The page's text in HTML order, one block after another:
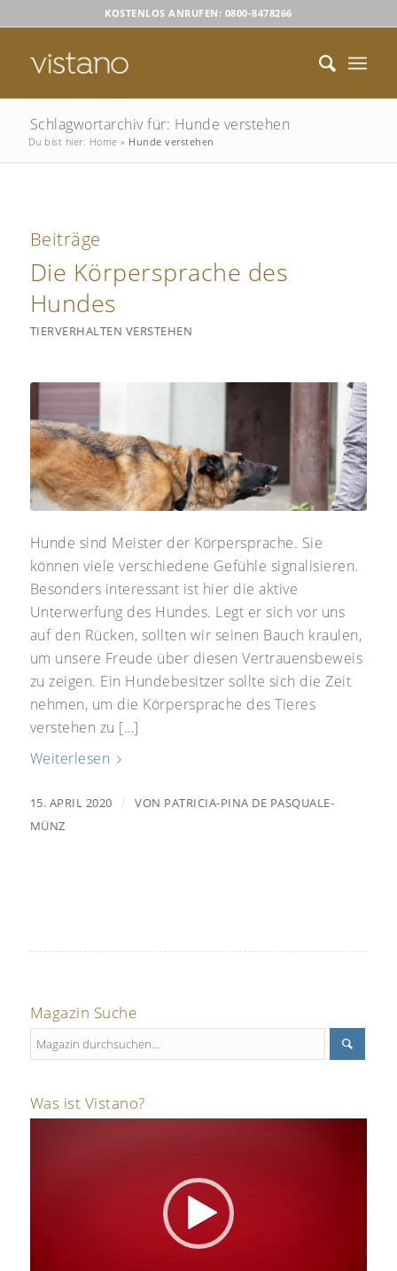
KOSTENLOS ANRUFEN: 0800-8478266
Schlagwortarchiv für: Hunde verstehen
Du bist hier: Home » Hunde verstehen
Beiträge
Die Körpersprache des
Hundes
TIERVERHALTEN VERSTEHEN
Hunde sind Meister der Körpersprache. Sie
können viele verschiedene Gefühle signalisieren.
Besonders interessant ist hier die aktive
Unterwerfung des Hundes. Legt er sich vor uns
auf den Rücken, sollten wir seinen Bauch kraulen,
um unsere Freude über diesen Vertrauensbeweis
zu zeigen. Ein Hundebesitzer sollte sich die Zeit
nehmen, um die Körpersprache des Tieres
verstehen zu […]
Weiterlesen
15. APRIL 2020 / VON PATRICIA-PINA DE PASQUALE-
MÜNZ
Magazin Suche
Was ist Vistano?